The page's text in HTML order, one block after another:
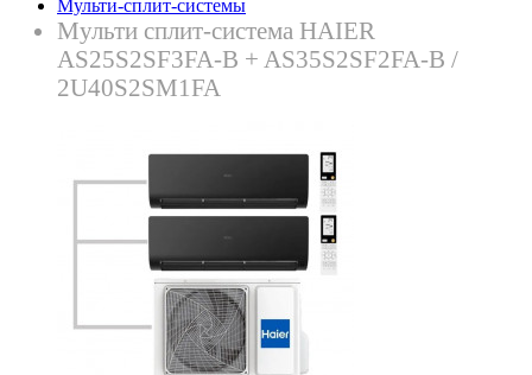
Мульти-сплит-системы
Mульти сплит-система HAIER
AS25S2SF3FA-B + AS35S2SF2FA-B /
2U40S2SM1FA